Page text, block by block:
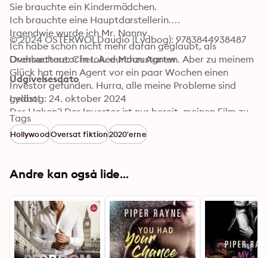
Sie brauchte ein Kindermädchen.
Ich brauchte eine Hauptdarstellerin.
Irgendwie wurde ich Mr. Nanny.
Ich habe schon nicht mehr daran geglaubt, als
Drehbuchautor in L.A. durchzustarten. Aber zu meinem
Glück hat mein Agent vor ein paar Wochen einen
Investor gefunden. Hurra, alle meine Probleme sind
gelöst!
Der Haken? Der Investor ist nur bereit, meinen Film zu
finanzieren, wenn ich eine bestimmte Schauspielerin
verpflichte. Und natürlich muss es dieselbe
braucht sie ja nicht zu wissen, oder? Alles, was zählt, ist,
die Vergangenheit doch einfach hinter uns lassen,
oder?
Ich dachte, mit meinem Charme würde ich sie für mich
gewinnen. Niemals wäre ich auf die Bedingungen
vorbereitet gewesen, die sie auf den Tisch gelegt hat.
© 2024 OSTERWOLDaudio (Lydbog): 9783844938487
Oversættere: Cherokee Moon Agnew
Udgivelsesdato
Lydbog: 24. oktober 2024
Tags
HollywoodOversat fiktion2020'erne
Andre kan også lide...